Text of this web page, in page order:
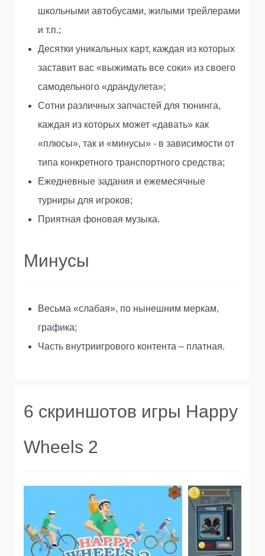
школьными автобусами, жилыми трейлерами
и т.п.;
Десятки уникальных карт, каждая из которых
заставит вас «выжимать все соки» из своего
самодельного «драндулета»;
Сотни различных запчастей для тюнинга,
каждая из которых может «давать» как
«плюсы», так и «минусы» - в зависимости от
типа конкретного транспортного средства;
Ежедневные задания и ежемесячные
турниры для игроков;
Приятная фоновая музыка.
Минусы
Весьма «слабая», по нынешним меркам,
графика;
Часть внутриигрового контента – платная.
6 скриншотов игры Happy
Wheels 2